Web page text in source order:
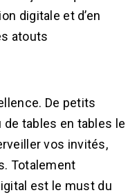
digitale et d’en
atouts
De petits
tables en tables le
vos invités,
Totalement
est le must du